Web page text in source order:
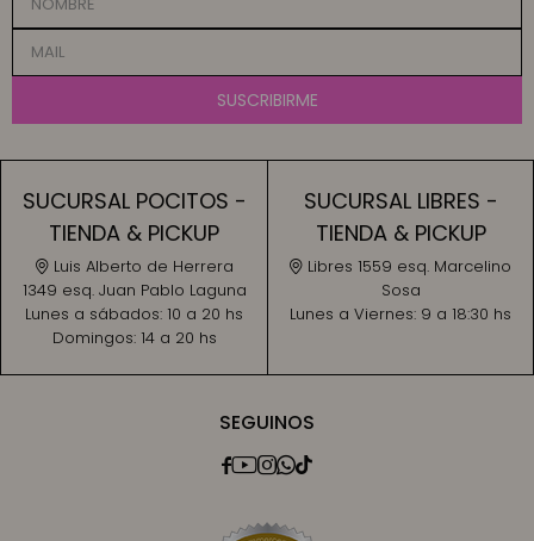
SEGUINOS

SUSCRIBIRME
SUCURSAL POCITOS -
TIENDA & PICKUP
Luis Alberto de Herrera
1349 esq. Juan Pablo Laguna
Lunes a sábados: 10 a 20 hs
Domingos: 14 a 20 hs
SUCURSAL LIBRES -
TIENDA & PICKUP
Libres 1559 esq. Marcelino
Sosa
Lunes a Viernes: 9 a 18:30 hs